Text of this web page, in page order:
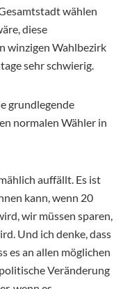
wählen
diese
winzigen Wahlbezirk
sehr schwierig.
grundlegende
normalen Wähler in
auffällt. Es ist
kann, wenn 20
wir müssen sparen,
Und ich denke, dass
es an allen möglichen
Veränderung